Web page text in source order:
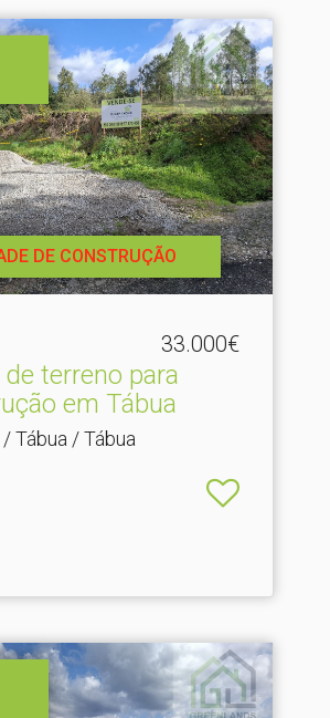
DE CONSTRUÇÃO
33.000€
terreno para
em Tábua
Tábua / Tábua